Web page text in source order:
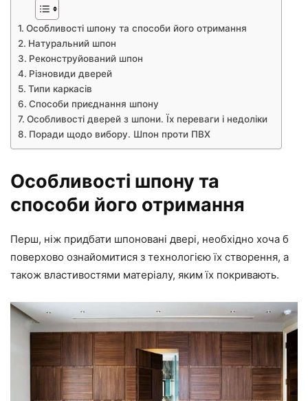
Особливості шпону та способи його отримання
Натуральний шпон
Реконструйований шпон
Різновиди дверей
Типи каркасів
Способи приєднання шпону
Особливості дверей з шпони. Їх переваги і недоліки
Поради щодо вибору. Шпон проти ПВХ
Особливості шпону та
способи його отримання
Перш, ніж придбати шпоновані двері, необхідно хоча б
поверхово ознайомитися з технологією їх створення, а
також властивостями матеріалу, яким їх покривають.